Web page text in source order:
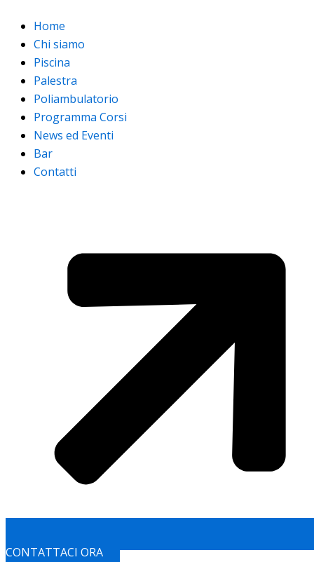
Home
Chi siamo
Piscina
Palestra
Poliambulatorio
Programma Corsi
News ed Eventi
Bar
Contatti
CONTATTACI ORA